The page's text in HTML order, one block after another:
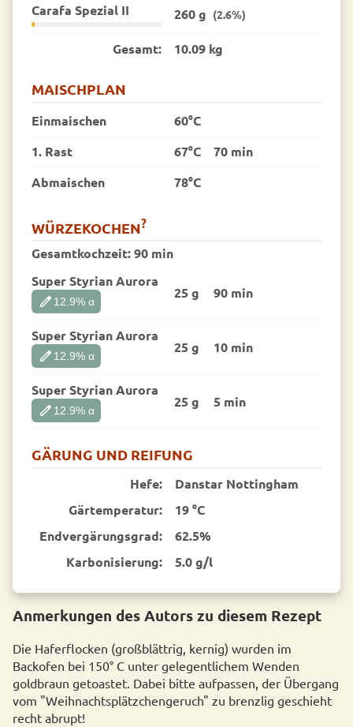
Carafa Spezial II 260 g (2.6%)
Gesamt: 10.09 kg
MAISCHPLAN
Einmaischen
60°C
1. Rast
67°C
70 min
Abmaischen
78°C
WÜRZEKOCHEN?
Gesamtkochzeit:90 min
Super Styrian Aurora
edit 12.9% α
25 g 90 min
Super Styrian Aurora
edit 12.9% α
25 g 10 min
Super Styrian Aurora
edit 12.9% α
25 g 5 min
GÄRUNG UND REIFUNG
Hefe:
Danstar Nottingham
Gärtemperatur:
19 °C
End­vergärungsgrad:
62.5%
Karbonisierung:
5.0 g/l
Anmerkungen des Autors zu diesem Rezept
Die Haferflocken (großblättrig, kernig) wurden im
Backofen bei 150° C unter gelegentlichem Wenden
goldbraun getoastet. Dabei bitte aufpassen, der Übergang
vom "Weihnachtsplätzchengeruch" zu brenzlig geschieht
recht abrupt!